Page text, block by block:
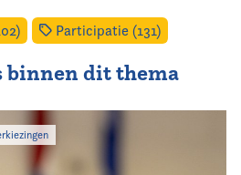
Participatie (131)
binnen dit thema